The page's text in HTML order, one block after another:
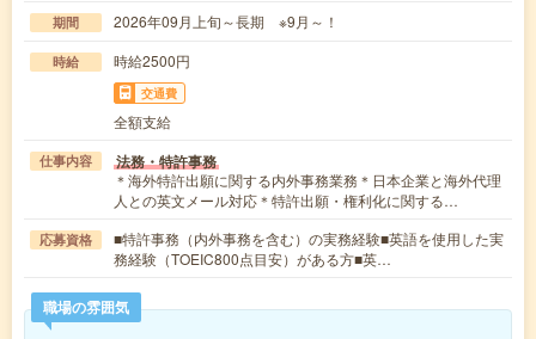
期間 2026年09月上旬～長期 ※9月～！
時給 時給2500円
交通費
全額支給
仕事内容 法務・特許事務
＊海外特許出願に関する内外事務業務＊日本企業と海外代理
人との英文メール対応＊特許出願・権利化に関する…
応募資格
■特許事務（内外事務を含む）の実務経験■英語を使用した実
務経験（TOEIC800点目安）がある方■英…
職場の雰囲気